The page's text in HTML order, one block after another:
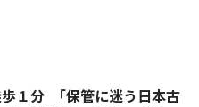
歩１分 ｢保管に迷う日本古